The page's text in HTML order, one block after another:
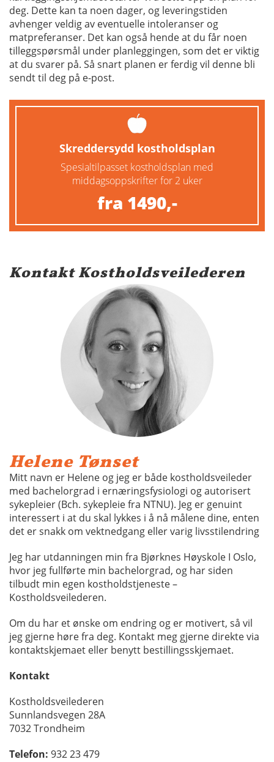
deg. Dette kan ta noen dager, og leveringstiden
avhenger veldig av eventuelle intoleranser og
matpreferanser. Det kan også hende at du får noen
tilleggspørsmål under planleggingen, som det er viktig
at du svarer på. Så snart planen er ferdig vil denne bli
sendt til deg på e-post.
Skreddersydd kostholdsplan
Spesialtilpasset kostholdsplan med
middagsoppskrifter for 2 uker
fra 1490,-
Kontakt Kostholdsveilederen
Helene Tønset
Mitt navn er Helene og jeg er både kostholdsveileder
med bachelorgrad i ernæringsfysiologi og autorisert
sykepleier (Bch. sykepleie fra NTNU). Jeg er genuint
interessert i at du skal lykkes i å nå målene dine, enten
det er snakk om vektnedgang eller varig livsstilendring
Jeg har utdanningen min fra Bjørknes Høyskole I Oslo,
hvor jeg fullførte min bachelorgrad, og har siden
tilbudt min egen kostholdstjeneste –
Kostholdsveilederen.
Om du har et ønske om endring og er motivert, så vil
jeg gjerne høre fra deg. Kontakt meg gjerne direkte via
kontaktskjemaet eller benytt bestillingsskjemaet.
Kontakt
Kostholdsveilederen
Sunnlandsvegen 28A
7032 Trondheim
Telefon: 932 23 479